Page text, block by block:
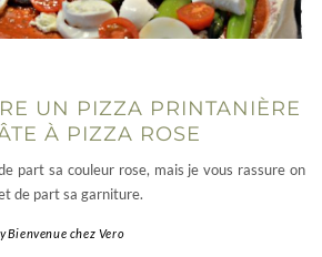
UN PIZZA PRINTANIÈRE
À PIZZA ROSE
part sa couleur rose, mais je vous rassure on
de part sa garniture.
Bienvenue chez Vero